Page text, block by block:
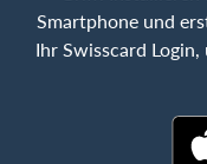
Smartphone und
Ihr Swisscard